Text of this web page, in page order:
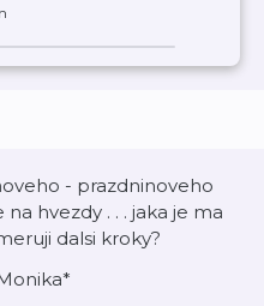
- prazdninoveho
hvezdy . . . jaka je ma
dalsi kroky?